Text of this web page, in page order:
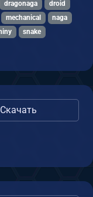
dragonaga
droid
mechanical
naga
snake